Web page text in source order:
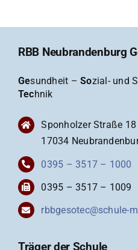
RBB Neubrandenburg
Gesundheit –Sozial- und
Technik
Sponholzer Straße 18
17034
0395 – 3517 – 1000
0395 – 3517 – 1009
rbbgesotec@schule-
Träger der Schule